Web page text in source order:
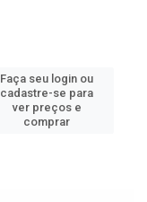
Faça seu login ou
cadastre-se para
ver preços e
comprar